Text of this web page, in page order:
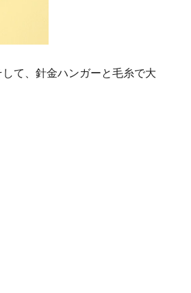
て、針金ハンガーと毛糸で大